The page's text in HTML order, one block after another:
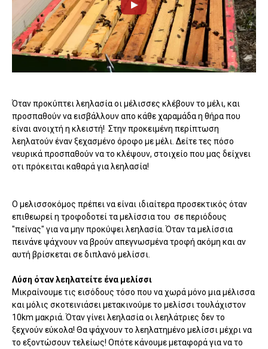
Όταν προκύπτει λεηλασία οι μέλισσες κλέβουν το μέλι, και
προσπαθούν να εισβάλλουν απο κάθε χαραμάδα η θήρα που
είναι ανοιχτή η κλειστή! Στην προκειμένη περίπτωση
λεηλατούν έναν ξεχασμένο όροφο με μέλι. Δείτε τες πόσο
νευρικά προσπαθούν να το κλέψουν, στοιχείο που μας δείχνει
οτι πρόκειται καθαρά για λεηλασία!
Ο μελισσοκόμος πρέπει να είναι ιδιαίτερα προσεκτικός όταν
επιθεωρεί η τροφοδοτεί τα μελίσσια του σε περιόδους
"πείνας" για να μην προκύψει λεηλασία. Όταν τα μελίσσια
πεινάνε ψάχνουν να βρούν απεγνωσμένα τροφή ακόμη και αν
αυτή βρίσκεται σε διπλανό μελίσσι.
Λύση όταν λεηλατείτε ένα μελίσσι
Μικραίνουμε τις εισόδους τόσο που να χωρά μόνο μια μέλισσα
και μόλις σκοτεινιάσει μετακινούμε το μελίσσι τουλάχιστον
10km μακριά. Όταν γίνει λεηλασία οι λεηλάτριες δεν το
ξεχνούν εύκολα! Θα ψάχνουν το λεηλατημένο μελίσσι μέχρι να
το εξοντώσουν τελείως! Οπότε κάνουμε μεταφορά για να το